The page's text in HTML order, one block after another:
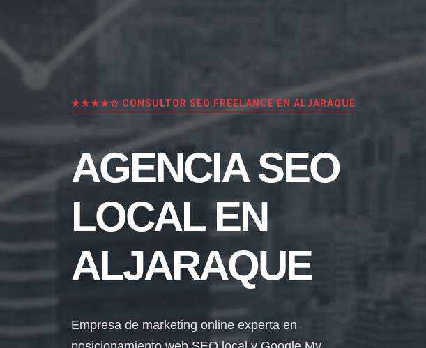
★★★★✩ CONSULTOR SEO FREELANCE EN ALJARAQUE
AGENCIA SEO
LOCAL EN
ALJARAQUE
Empresa de marketing online experta en